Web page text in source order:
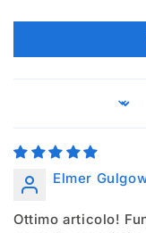
Elmer
Ottimo articolo!